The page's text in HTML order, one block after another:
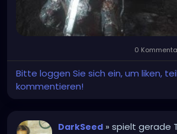
0
Bitte loggen Sie sich ein, um liken,
kommentieren!
DarkSeed » spielt gerade